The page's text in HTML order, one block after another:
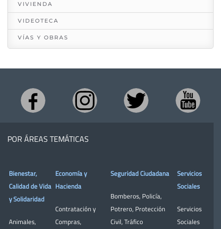
VIVIENDA
VIDEOTECA
VÍAS Y OBRAS
POR ÁREAS TEMÁTICAS
Bienestar,
Calidad de Vida
y Solidaridad
Animales,
Economía y
Hacienda
Contratación y
Compras,
Seguridad Ciudadana
Bomberos, Policía,
Potrero, Protección
Civil, Tráfico
Servicios
Sociales
Servicios
Sociales